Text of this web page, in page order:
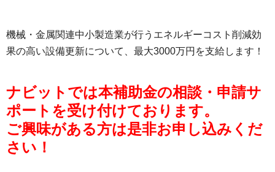
機械・金属関連中小製造業が行うエネルギーコスト削減効
果の高い設備更新について、最大3000万円を支給します！
ナビットでは本補助金の相談・申請サ
ポートを受け付けております。
ご興味がある方は是非お申し込みくだ
さい！